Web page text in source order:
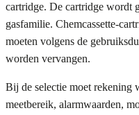
cartridge. De cartridge wordt
gasfamilie. Chemcassette-
moeten volgens de
worden vervangen.
Bij de selectie moet rekening
meetbereik, alarmwaarden,